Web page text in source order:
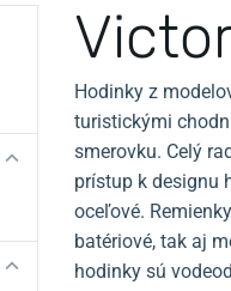
Hodinky z
turistickými
smerovku. Celý
prístup k designu
oceľové.
batériové, tak aj
hodinky sú